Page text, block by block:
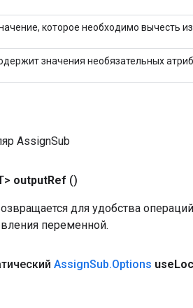
которое необходимо вычесть
значения необязательных
AssignSub
outputRef ()
для удобства
переменной.
AssignSub.Options use